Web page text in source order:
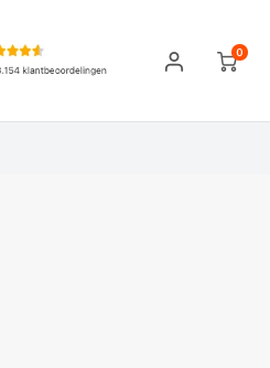
0